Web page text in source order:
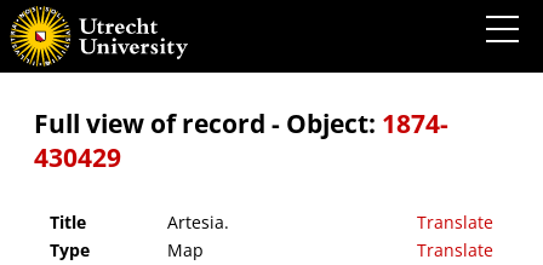
Artesia.
Full view of record - Object: 1874-
430429
Title Artesia.
Translate
Type
Map
Translate